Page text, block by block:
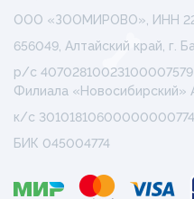
ООО «ЗООМИРОВО», ИНН
656049, Алтайский край, г.
р/с
Филиала
к/с 30101810600000000774
БИК 045004774